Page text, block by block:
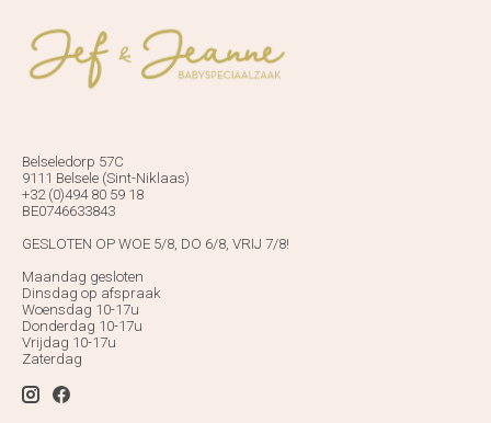
Belseledorp 57C
9111 Belsele (Sint-Niklaas)
+32 (0)494 80 59 18
BE0746633843
GESLOTEN OP WOE 5/8, DO 6/8, VRIJ 7/8!
Maandag gesloten
Dinsdag op afspraak
Woensdag 10-17u
Donderdag 10-17u
Vrijdag 10-17u
Zaterdag